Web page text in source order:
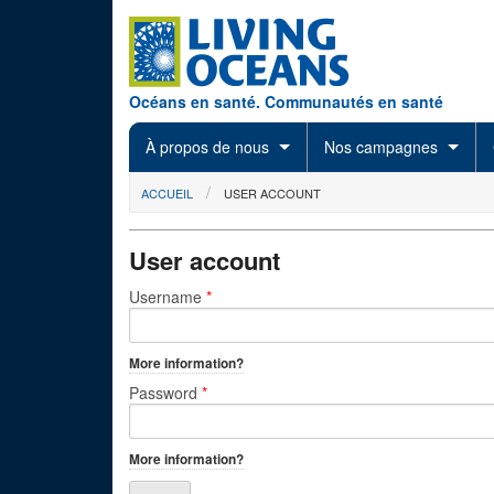
Océans en santé. Communautés en santé
À propos de nous Nos campagnes
You are here
ACCUEIL USER ACCOUNT
User account
Primary tabs
Username *
More information?
Password *
More information?